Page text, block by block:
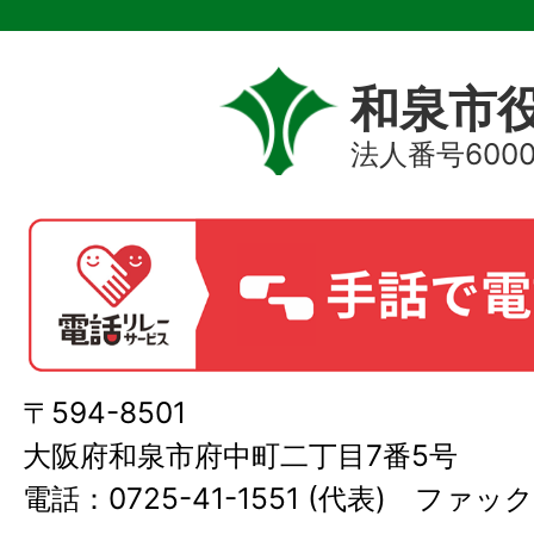
和泉市
法人番号
〒594-8501
大阪府和泉市府中町二丁目7番5号
電話：0725-41-1551 (代表) ファッ